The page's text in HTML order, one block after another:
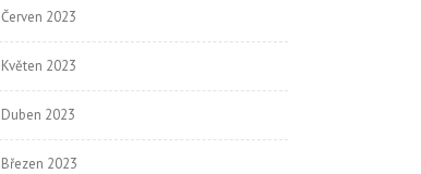
Červen 2023
Květen 2023
Duben 2023
Březen 2023